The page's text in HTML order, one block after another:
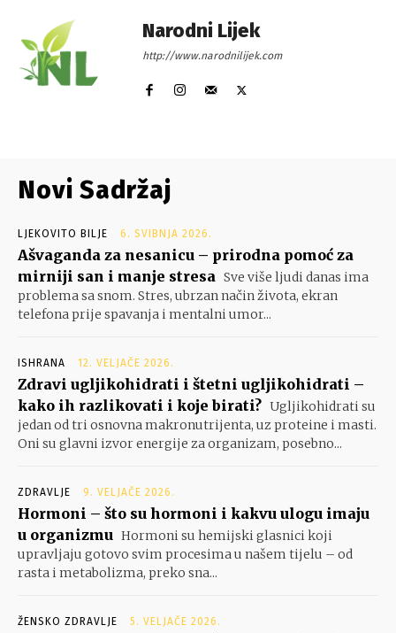
Narodni Lijek
http://www.narodnilijek.com
Novi Sadržaj
LJEKOVITO BILJE 6. SVIBNJA 2026.
Ašvaganda za nesanicu – prirodna pomoć za
mirniji san i manje stresa Sve više ljudi danas ima
problema sa snom. Stres, ubrzan način života, ekran
telefona prije spavanja i mentalni umor...
ISHRANA 12. VELJAČE 2026.
Zdravi ugljikohidrati i štetni ugljikohidrati –
kako ih razlikovati i koje birati? Ugljikohidrati su
jedan od tri osnovna makronutrijenta, uz proteine i masti.
Oni su glavni izvor energije za organizam, posebno...
ZDRAVLJE 9. VELJAČE 2026.
Hormoni – što su hormoni i kakvu ulogu imaju
u organizmu Hormoni su hemijski glasnici koji
upravljaju gotovo svim procesima u našem tijelu – od
rasta i metabolizma, preko sna...
ŽENSKO ZDRAVLJE 5. VELJAČE 2026.